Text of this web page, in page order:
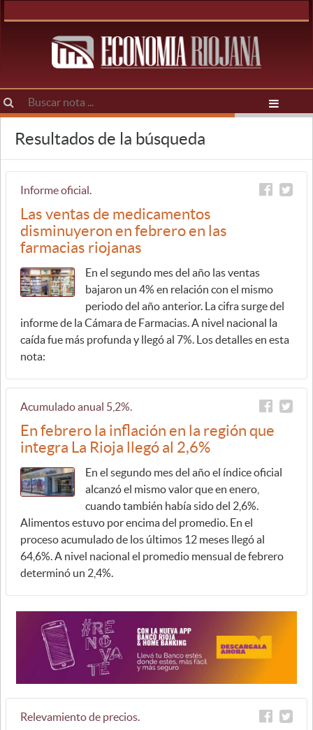
Resultados de la búsqueda
Informe oficial.
Las ventas de medicamentos
disminuyeron en febrero en las
farmacias riojanas
En el segundo mes del año las ventas
bajaron un 4% en relación con el mismo
periodo del año anterior. La cifra surge del
informe de la Cámara de Farmacias. A nivel nacional la
caída fue más profunda y llegó al 7%. Los detalles en esta
nota:
Acumulado anual 5,2%.
En febrero la inflación en la región que
integra La Rioja llegó al 2,6%
En el segundo mes del año el índice oficial
alcanzó el mismo valor que en enero,
cuando también había sido del 2,6%.
Alimentos estuvo por encima del promedio. En el
proceso acumulado de los últimos 12 meses llegó al
64,6%. A nivel nacional el promedio mensual de febrero
determinó un 2,4%.
Relevamiento de precios.